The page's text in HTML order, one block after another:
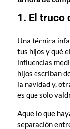
1. El truco
Una técnica
tus hijos y qué
influencias
hijos escriban
la navidad y,
es que solo
Aquello que
separación